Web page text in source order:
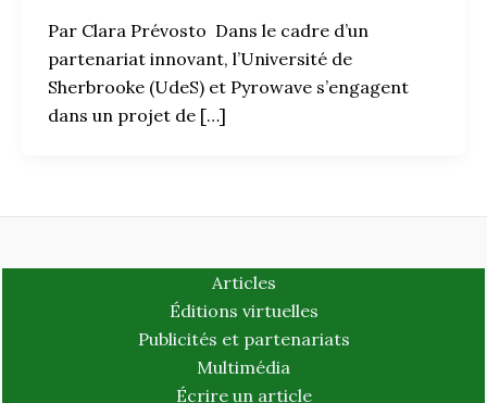
Par Clara Prévosto Dans le cadre d’un
partenariat innovant, l’Université de
Sherbrooke (UdeS) et Pyrowave s’engagent
dans un projet de […]
Articles
Éditions virtuelles
Publicités et partenariats
Multimédia
Écrire un article